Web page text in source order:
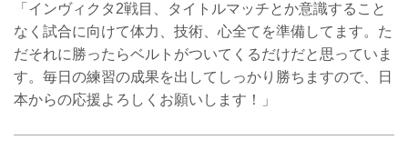
「インヴィクタ2戦目、タイトルマッチとか意識すること
なく試合に向けて体力、技術、心全てを準備してます。た
だそれに勝ったらベルトがついてくるだけだと思っていま
す。毎日の練習の成果を出してしっかり勝ちますので、日
本からの応援よろしくお願いします！」